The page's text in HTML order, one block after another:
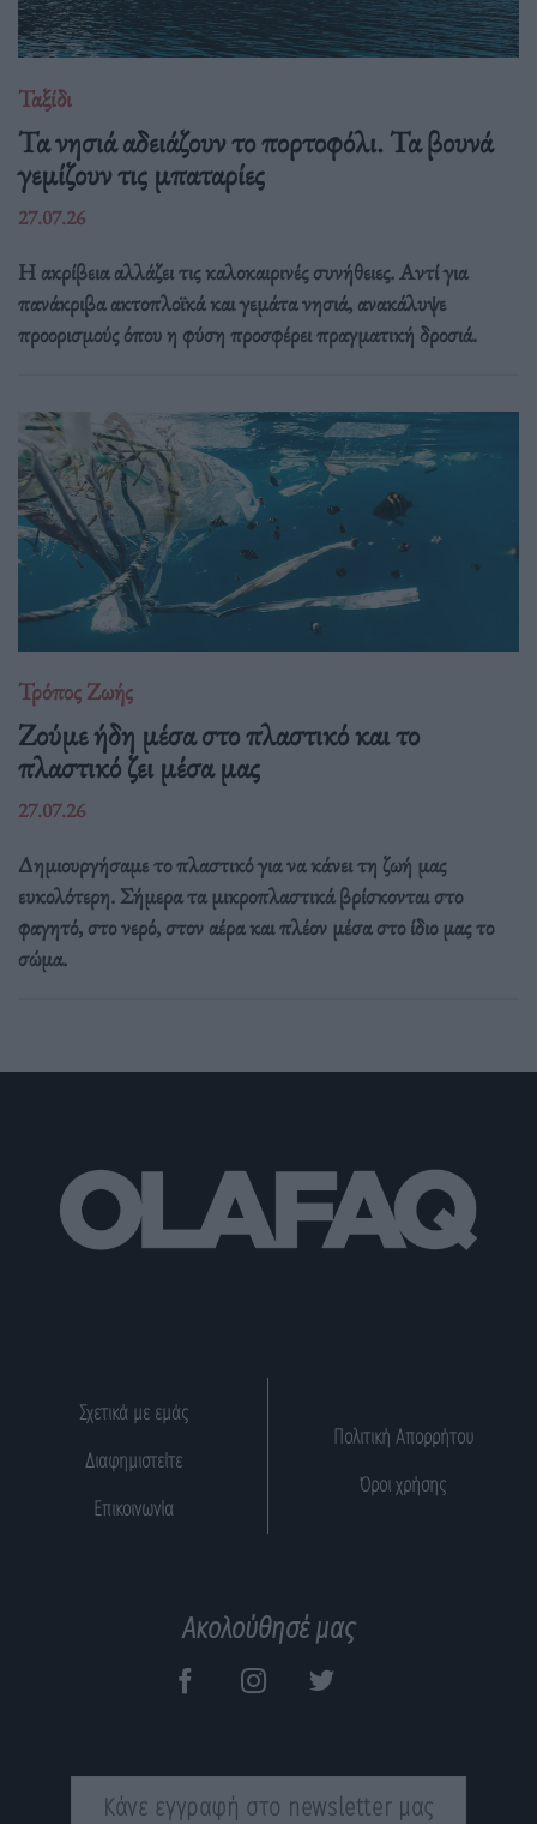
Ταξίδι
Τα νησιά αδειάζουν το πορτοφόλι. Τα βουνά
γεμίζουν τις μπαταρίες
27.07.26
Η ακρίβεια αλλάζει τις καλοκαιρινές συνήθειες. Αντί για
πανάκριβα ακτοπλοϊκά και γεμάτα νησιά, ανακάλυψε
προορισμούς όπου η φύση προσφέρει πραγματική δροσιά.
Τρόπος Ζωής
Ζούμε ήδη μέσα στο πλαστικό και το
πλαστικό ζει μέσα μας
27.07.26
Δημιουργήσαμε το πλαστικό για να κάνει τη ζωή μας
ευκολότερη. Σήμερα τα μικροπλαστικά βρίσκονται στο
φαγητό, στο νερό, στον αέρα και πλέον μέσα στο ίδιο μας το
σώμα.
Σχετικά με εμάς
Διαφημιστείτε
Επικοινωνία
Πολιτική Απορρήτου
Όροι χρήσης
Ακολούθησέ μας
Κάνε εγγραφή στο newsletter μας